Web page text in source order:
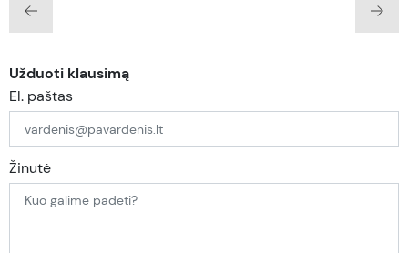
Užduoti klausimą
El. paštas
Žinutė